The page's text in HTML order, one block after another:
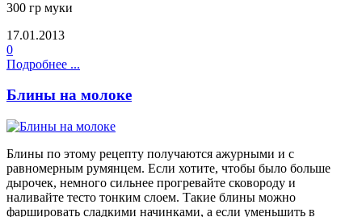
300 гр муки
17.01.2013
0
Подробнее ...
Блины на молоке
Блины по этому рецепту получаются ажурными и с
равномерным румянцем. Если хотите, чтобы было больше
дырочек, немного сильнее прогревайте сковороду и
наливайте тесто тонким слоем. Такие блины можно
фаршировать сладкими начинками, а если уменьшить в